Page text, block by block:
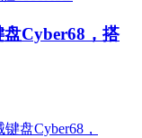
Cyber68，搭